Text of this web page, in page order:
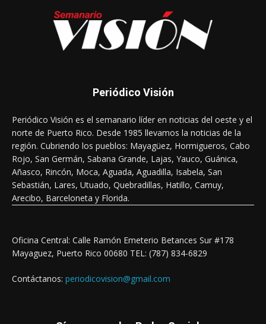
Periódico Visión
Periódico Visión es el semanario líder en noticias del oeste y el
norte de Puerto Rico. Desde 1985 llevamos la noticias de la
región. Cubriendo los pueblos: Mayagüez, Hormigueros, Cabo
Rojo, San Germán, Sabana Grande, Lajas, Yauco, Guánica,
Añasco, Rincón, Moca, Aguada, Aguadilla, Isabela, San
Sebastián, Lares, Utuado, Quebradillas, Hatillo, Camuy,
Arecibo, Barceloneta y Florida.
Oficina Central: Calle Ramón Emeterio Betances Sur #178
Mayaguez, Puerto Rico 00680 TEL: (787) 834-6829
Contáctanos: periodicovision@gmail.com